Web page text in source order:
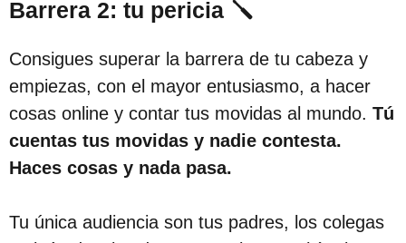
Barrera 2: tu pericia 🪛
Consigues superar la barrera de tu cabeza y
empiezas, con el mayor entusiasmo, a hacer
cosas online y contar tus movidas al mundo. Tú
cuentas tus movidas y nadie contesta.
Haces cosas y nada pasa.
Tu única audiencia son tus padres, los colegas